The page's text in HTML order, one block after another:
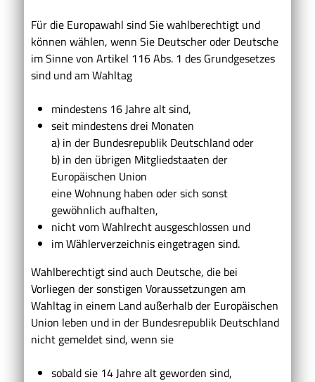
Für die Europawahl sind Sie wahlberechtigt und
können wählen, wenn Sie Deutscher oder Deutsche
im Sinne von Artikel 116 Abs. 1 des Grundgesetzes
sind und am Wahltag
mindestens 16 Jahre alt sind,
seit mindestens drei Monaten
a) in der Bundesrepublik Deutschland oder
b) in den übrigen Mitgliedstaaten der
Europäischen Union
eine Wohnung haben oder sich sonst
gewöhnlich aufhalten,
nicht vom Wahlrecht ausgeschlossen und
im Wählerverzeichnis eingetragen sind.
Wahlberechtigt sind auch Deutsche, die bei
Vorliegen der sonstigen Voraussetzungen am
Wahltag in einem Land außerhalb der Europäischen
Union leben und in der Bundesrepublik Deutschland
nicht gemeldet sind, wenn sie
sobald sie 14 Jahre alt geworden sind,